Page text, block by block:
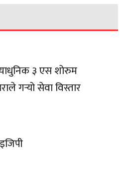
३ एस शोरुम
गर्‍यो सेवा विस्तार